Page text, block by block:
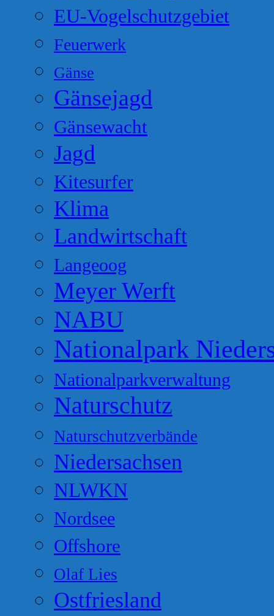
EU-Vogelschutzgebiet
Feuerwerk
Gänse
Gänsejagd
Gänsewacht
Jagd
Kitesurfer
Klima
Landwirtschaft
Langeoog
Meyer Werft
NABU
Nationalpark
Nationalparkverwaltung
Naturschutz
Naturschutzverbände
Niedersachsen
NLWKN
Nordsee
Offshore
Olaf Lies
Ostfriesland